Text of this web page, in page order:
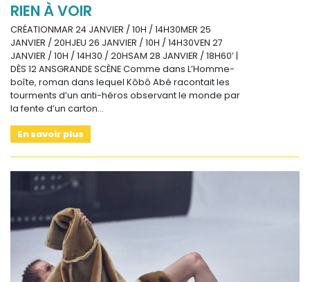
RIEN À VOIR
CRÉATIONMAR 24 JANVIER / 10H / 14H30MER 25
JANVIER / 20HJEU 26 JANVIER / 10H / 14H30VEN 27
JANVIER / 10H / 14H30 / 20HSAM 28 JANVIER / 18H60’ |
DÈS 12 ANSGRANDE SCÈNE Comme dans L’Homme-
boîte, roman dans lequel Kôbô Abé racontait les
tourments d’un anti-héros observant le monde par
la fente d’un carton…
En savoir plus